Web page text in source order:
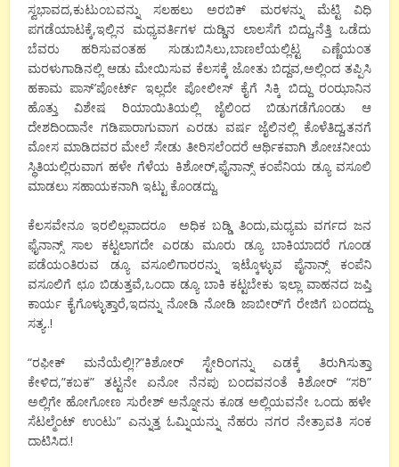
ಸ್ವಭಾವದ,ಕುಟುಂಬವನ್ನು ಸಲಹಲು ಅರಬಿಕ್ ಮರಳನ್ನು ಮೆಟ್ಟಿ ವಿಧಿ
ಪಗಡೆಯಾಟಕ್ಕೆ,ಇಲ್ಲಿನ ಮಧ್ಯವರ್ತಿಗಳ ದುಡ್ಡಿನ ಲಾಲಸೆಗೆ ಬಿದ್ದು,ನೆತ್ತಿ ಒಡೆದು
ಬೆವರು ಹರಿಸುವಂತಹ ಸುಡುಬಿಸಿಲು,ಬಾಣಲೆಯಲ್ಲಿಟ್ಟ ಎಣ್ಣೆಯಂತ
ಮರಳುಗಾಡಿನಲ್ಲಿ ಆಡು ಮೇಯಿಸುವ ಕೆಲಸಕ್ಕೆ ಜೋತು ಬಿದ್ದವ,ಅಲ್ಲಿಂದ ತಪ್ಪಿಸಿ
ಹಕಾಮ ಪಾಸ್’ಪೋರ್ಟ್ ಇಲ್ಲದೇ ಪೋಲೀಸ್ ಕೈಗೆ ಸಿಕ್ಕಿ ಬಿದ್ದು ರಂಝಾನಿನ
ಹೊತ್ತು ವಿಶೇಷ ರಿಯಾಯಿತಿಯಲ್ಲಿ ಜೈಲಿಂದ ಬಿಡುಗಡೆಗೊಂಡು ಆ
ದೇಶದಿಂದಾನೇ ಗಡಿಪಾರಾಗುವಾಗ ಎರಡು ವರ್ಷ ಜೈಲಿನಲ್ಲಿ ಕೊಳೆತಿದ್ದ,ತನಗೆ
ಮೋಸ ಮಾಡಿದವರ ಮೇಲೆ ಸೇಡು ತೀರಿಸಲೆಂದರೆ ಆರ್ಥಿಕವಾಗಿ ಶೋಚನೀಯ
ಸ್ಥಿತಿಯಲ್ಲಿರುವಾಗ ಹಳೇ ಗೆಳೆಯ ಕಿಶೋರ್,ಫೈನಾನ್ಸ್ ಕಂಪೆನಿಯ ಡ್ಯೂ ವಸೂಲಿ
ಮಾಡಲು ಸಹಾಯಕನಾಗಿ ಇಟ್ಟು ಕೊಂಡದ್ದು.
ಕೆಲಸವೇನೂ ಇರಲಿಲ್ಲವಾದರೂ ಅಧಿಕ ಬಡ್ಡಿ ತಿಂದು,ಮಧ್ಯಮ ವರ್ಗದ ಜನ
ಫೈನಾನ್ಸ್ ಸಾಲ ಕಟ್ಟಲಾಗದೇ ಎರಡು ಮೂರು ಡ್ಯೂ ಬಾಕಿಯಾದರೆ ಗೂಂಡ
ಪಡೆಯಂತಿರುವ ಡ್ಯೂ ವಸೂಲಿಗಾರರನ್ನು ಇಟ್ಕೊಳ್ಳುವ ಪೈನಾನ್ಸ್ ಕಂಪೆನಿ
ವಸೂಲಿಗೆ ಛೂ ಬಿಡುತ್ತವೆ,ಒಂದಾ ಡ್ಯೂ ಬಾಕಿ ಕಟ್ಟಬೇಕು ಇಲ್ಲಾ ವಾಹನದ ಜಪ್ತಿ
ಕಾರ್ಯ ಕೈಗೊಳ್ಳುತ್ತಾರೆ,ಇದನ್ನು ನೋಡಿ ನೋಡಿ ಜಾಬೀರ್’ಗೆ ರೇಜಿಗೆ ಬಂದದ್ದು
ಸತ್ಯ..!
“ರಫೀಕ್ ಮನೆಯೆಲ್ಲಿ!?”ಕಿಶೋರ್ ಸ್ಟೇರಿಂಗನ್ನು ಎಡಕ್ಕೆ ತಿರುಗಿಸುತ್ತಾ
ಕೇಳಿದ,”ಕಬಕ” ತಟ್ಟನೇ ಏನೋ ನೆನಪು ಬಂದವನಂತೆ ಕಿಶೋರ್ “ಸರಿ”
ಅಲ್ಲಿಗೇ ಹೋಗೋಣ ಸುರೇಶ್ ಅನ್ನೋನು ಕೂಡ ಅಲ್ಲಿಯವನೇ ಒಂದು ಹಳೇ
ಸೆಟಲ್ಮೆಂಟ್ ಉಂಟು” ಎನ್ನುತ್ತ ಓಮ್ನಿಯನ್ನು ನೆಹರು ನಗರ ನೇತ್ರಾವತಿ ಸಂಕ
ದಾಟಿಸಿದ.!